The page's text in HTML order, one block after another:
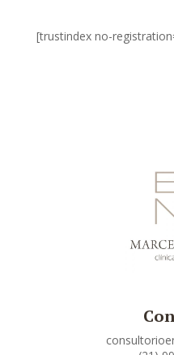
[trustindex no-